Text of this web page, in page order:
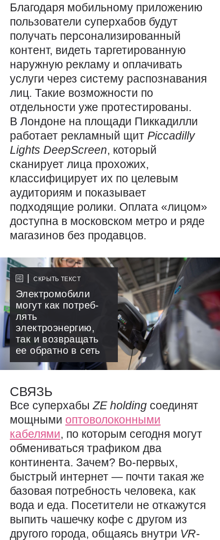
Благодаря мобильному приложению
пользователи суперхабов будут
получать персонализированный
контент, видеть таргетированную
наружную рекламу и оплачивать
услуги через систему распознавания
лиц. Такие возможности по
отдельности уже протестированы.
В Лондоне на площади Пиккадилли
работает рекламный щит Piccadilly
Lights DeepScreen, который
сканирует лица прохожих,
классифицирует их по целевым
аудиториям и показывает
подходящие ролики. Оплата «лицом»
доступна в московском метро и ряде
магазинов без продавцов.
СКРЫТЬ ТЕКСТ
Электромобили
могут как потреб­
лять
электроэнергию,
так и возвращать
ее обратно в сеть
СВЯЗЬ
Все суперхабыZEholding соединят
мощными оптоволоконными
кабелями, по которым сегодня могут
обмениваться трафиком два
континента. Зачем? Во-первых,
быстрый интернет — ​почти такая же
базовая потребность человека, как
вода и еда. Посетители не откажутся
выпить чашечку кофе с другом из
другого города, общаясь внутри VR-